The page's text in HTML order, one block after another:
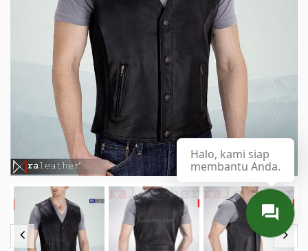
Halo, kami siap
membantu Anda.